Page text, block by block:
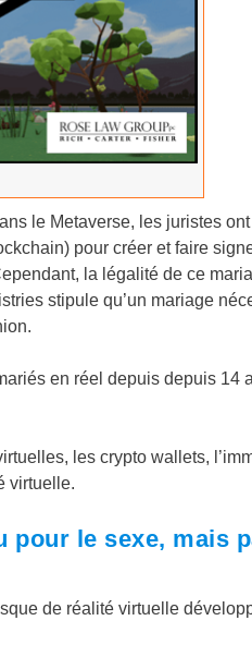
le Metaverse, les juristes
pour créer et faire
la légalité de ce
stipule qu’un mariage
en réel depuis depuis 14
les crypto wallets,
virtuelle.
pour le sexe, mais
de réalité virtuelle